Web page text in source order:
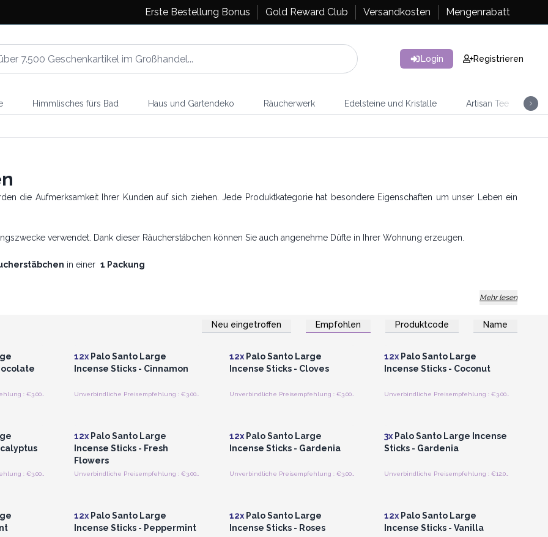
Erste Bestellung Bonus Gold Reward Club Versandkosten Mengenrabatt
Login Registrieren
Himmlisches fürs Bad Haus und Gartendeko Räucherwerk Edelsteine und Kristalle Artisan Tee
die Aufmerksamkeit Ihrer Kunden auf sich ziehen. Jede Produktkategorie hat besondere Eigenschaften um unser Leben ein
verwendet. Dank dieser Räucherstäbchen können Sie auch angenehme Düfte in Ihrer Wohnung erzeugen.
in einer 1 Packung
Mehr lesen
Neu eingetroffen Empfohlen Produktcode Name
Unverbindliche Preisempfehlung : €3.00/stick
12x Palo Santo Large
Incense Sticks - Cinnamon
Anmelden oder Registrieren
für Großhandelspreise
12xPalo Santo Large
Incense Sticks - Cloves
Unverbindliche Preisempfehlung : €3.00/stick
Anmelden oder Registrieren
für Großhandelspreise
12x Palo Santo Large
Incense Sticks - Coconut
Unverbindliche Preisempfehlung : €3.00/stick
12x Palo Santo Large
Incense Sticks - Fresh
Flowers
12xPalo Santo Large
Incense Sticks - Gardenia
Unverbindliche Preisempfehlung : €3.00/stick
3x Palo Santo Large Incense
Sticks - Gardenia
12x Palo Santo Large
Incense Sticks - Peppermint
12xPalo Santo Large
Incense Sticks - Roses
12x Palo Santo Large
Incense Sticks - Vanilla